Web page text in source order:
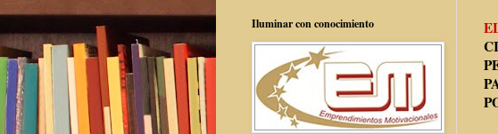
Iluminar con conocimiento